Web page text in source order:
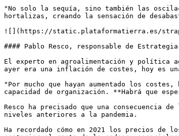
"No solo la sequía, sino también las
hortalizas, creando la sensación de
![](https://static.plataformatierra.es/strapi-
#### Pablo Resco, responsable de
El experto en agroalimentación y política
ayer era una inflación de costes, hoy es
"Por mucho que hayan aumentado los
capacidad de organización. **Habrá que
Resco ha precisado que una
niveles anteriores a la pandemia.
Ha recordado cómo en 2021 los precios